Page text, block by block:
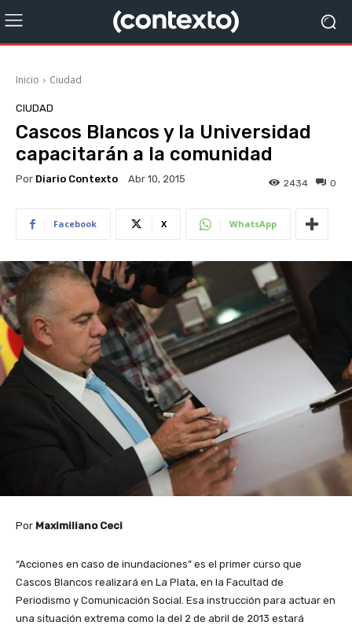
Inicio Ciudad
CIUDAD
Cascos Blancos y la Universidad
capacitarán a la comunidad
Por Diario Contexto Abr 10, 2015 0
2434
Facebook X WhatsApp
Por Maximiliano Ceci
“Acciones en caso de inundaciones” es el primer curso que
Cascos Blancos realizará en La Plata, en la Facultad de
Periodismo y Comunicación Social. Esa instrucción para actuar en
una situación extrema como la del 2 de abril de 2013 estará